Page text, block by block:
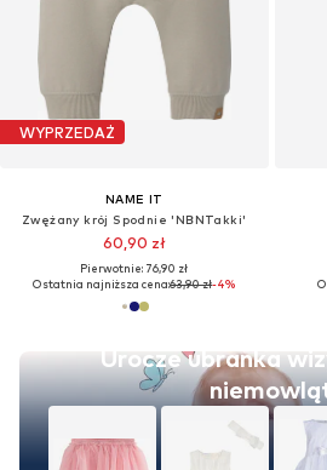
WYPRZEDAŻ
NAME IT
Zwężany krój Spodnie 'NBNTakki'
60,90 zł
Pierwotnie: 76,90 zł
Ostatnia najniższa cena:63,90 zł-4%
Urocze ubranka